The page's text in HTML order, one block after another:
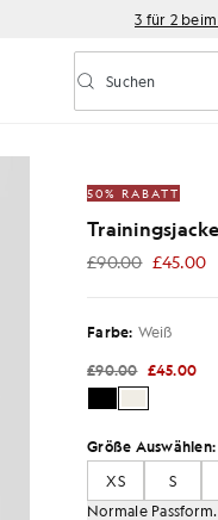
3 für 2
Suchen
50% RABATT
£90.00 £45.00
£45.00
Farbe: Weiß
£90.00 £45.00
Größe Auswählen:
XS
S
Normale